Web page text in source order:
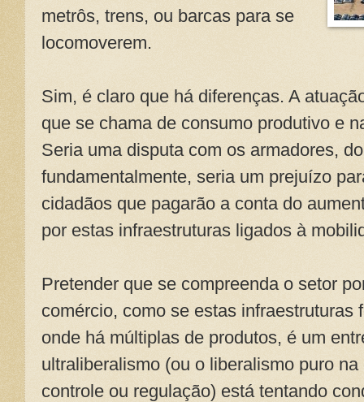
metrôs, trens, ou barcas para se
locomoverem.
Sim, é claro que há diferenças. A
que se chama de consumo produtivo e
Seria uma disputa com os armadores,
fundamentalmente, seria um prejuízo
cidadãos que pagarão a conta do
por estas infraestruturas ligados à
Pretender que se compreenda o setor
comércio, como se estas infraestruturas
onde há múltiplas de produtos, é um
ultraliberalismo (ou o liberalismo puro
controle ou regulação) está tentando